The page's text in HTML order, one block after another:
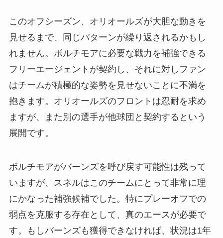
このオフシーズン、オリオールズが大胆な動きを
見せるまで、同じパターンが繰り返されるかもし
れません。ボルチモアに必要な戦力を補強できる
フリーエージェントが契約し、それに対しファン
はチームが積極的な姿勢を見せないことに不満を
抱きます。オリオールズのフロントは忍耐を求め
ますが、また別の選手が他球団と契約するという
展開です。
ボルチモアがバーンズを呼び戻す可能性は残って
いますが、スネルはこのチームにとって非常に理
にかなった補強候補でした。特にプレーオフでの
弱点を克服する存在として、真のエースが必要で
す。もしバーンズも獲得できなければ、状況は1年